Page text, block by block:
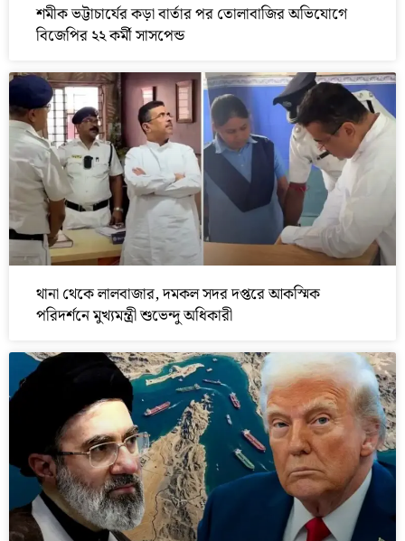
শমীক ভট্টাচার্যের কড়া বার্তার পর তোলাবাজির অভিযোগে
বিজেপির ২২ কর্মী সাসপেন্ড
থানা থেকে লালবাজার, দমকল সদর দপ্তরে আকস্মিক
পরিদর্শনে মুখ্যমন্ত্রী শুভেন্দু অধিকারী